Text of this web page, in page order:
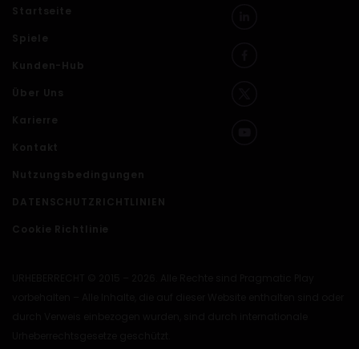
Startseite
Spiele
Kunden-Hub
Über Uns
Karierre
Kontakt
Nutzungsbedingungen
DATENSCHUTZRICHTLINIEN
Cookie Richtlinie